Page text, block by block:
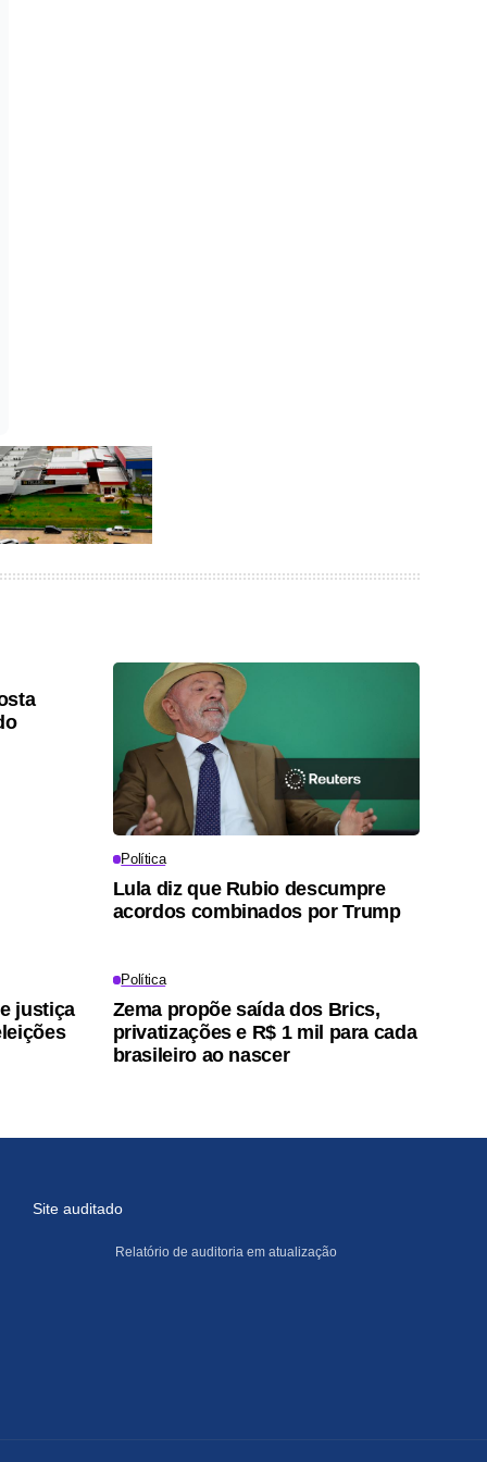
Política
Lula diz que Rubio descumpre
acordos combinados por Trump
justiça
Política
Zema propõe saída dos Brics,
privatizações e R$ 1 mil para cada
brasileiro ao nascer
Site auditado
Relatório de auditoria em atualização